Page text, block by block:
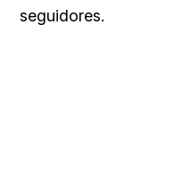
seguidores.